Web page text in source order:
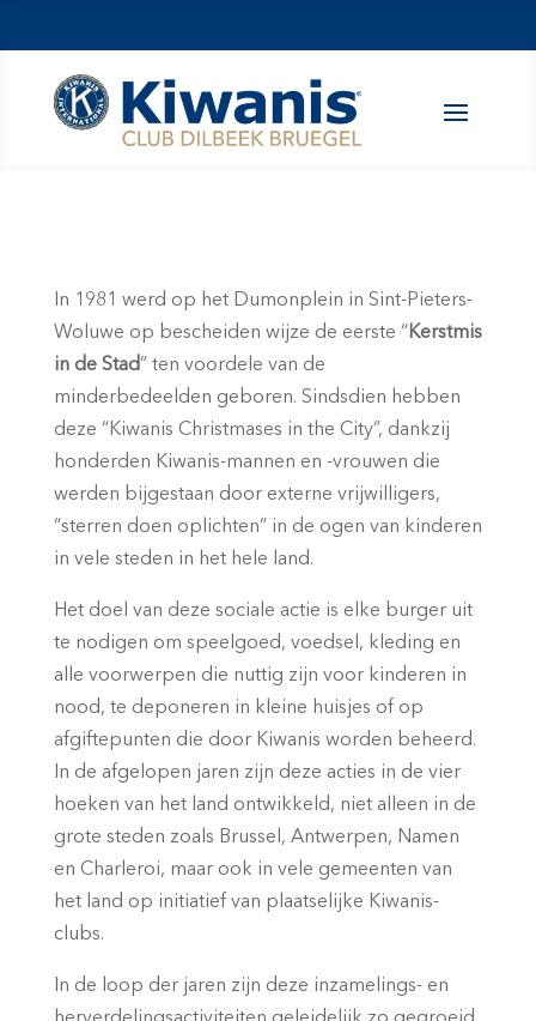
In 1981 werd op het Dumonplein in Sint-Pieters-
Woluwe op bescheiden wijze de eerste “ Kerstmis
in de Stad” ten voordele van de
minderbedeelden geboren. Sindsdien hebben
deze “Kiwanis Christmases in the City”, dankzij
honderden Kiwanis-mannen en -vrouwen die
werden bijgestaan door externe vrijwilligers,
“sterren doen oplichten” in de ogen van kinderen
in vele steden in het hele land.
Het doel van deze sociale actie is elke burger uit
te nodigen om speelgoed, voedsel, kleding en
alle voorwerpen die nuttig zijn voor kinderen in
nood, te deponeren in kleine huisjes of op
afgiftepunten die door Kiwanis worden beheerd.
In de afgelopen jaren zijn deze acties in de vier
hoeken van het land ontwikkeld, niet alleen in de
grote steden zoals Brussel, Antwerpen, Namen
en Charleroi, maar ook in vele gemeenten van
het land op initiatief van plaatselijke Kiwanis-
clubs.
In de loop der jaren zijn deze inzamelings- en